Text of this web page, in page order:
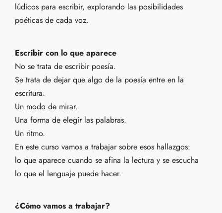
lúdicos para escribir, explorando las posibilidades
poéticas de cada voz.
Escribir con lo que aparece
No se trata de escribir poesía.
Se trata de dejar que algo de la poesía entre en la
escritura.
Un modo de mirar.
Una forma de elegir las palabras.
Un ritmo.
En este curso vamos a trabajar sobre esos hallazgos:
lo que aparece cuando se afina la lectura y se escucha
lo que el lenguaje puede hacer.
¿Cómo vamos a trabajar?